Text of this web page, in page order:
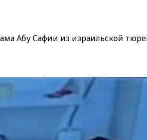
Абу Сафии из израильской